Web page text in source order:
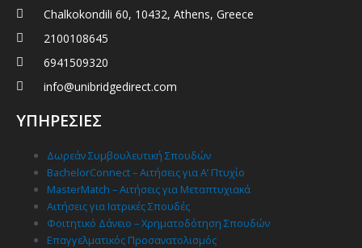
Chalkokondili 60, 10432, Athens, Greece
2100108645
6941509320
info@unibridgedirect.com
ΥΠΗΡΕΣΙΕΣ
Δωρεάν Συμβουλευτική Σπουδών
BachelorConnect – Αιτήσεις για Α’ Πτυχίο
MasterMatch – Αιτήσεις για Μεταπτυχιακά
Αιτήσεις για Ιατρικές Σπουδές
Φοιτητικό Δάνειο – Χρηματοδότηση Σπουδών
Επαγγελματικός Προσανατολισμός